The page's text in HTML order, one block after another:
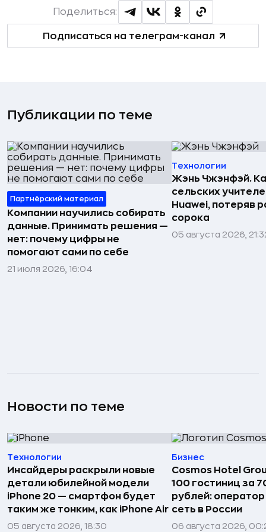
Подписаться на телеграм-канал
Поделиться:
Публикации по теме
Партнёрский материал
Компании научились собирать
данные. Принимать решения —
нет: почему цифры не
помогают сами по себе
21 июля 2026, 16:04
Технологии
Жэнь Чжэнфэй.
сельских
Huawei, потеряв
сорока
05 августа 2026,
Новости по теме
Технологии
Инсайдеры раскрыли новые
детали юбилейной модели
iPhone 20 — смартфон будет
таким же тонким, как iPhone Air
05 августа 2026, 18:30
Бизнес
Cosmos Hotel
100 гостиниц за
рублей:
сеть в России
06 августа 2026,